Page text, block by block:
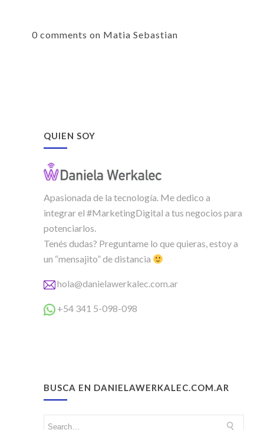
0 comments on Matia Sebastian
QUIEN SOY
Apasionada de la tecnología. Me dedico a
integrar el #MarketingDigital a tus negocios para
potenciarlos.
Tenés dudas? Preguntame lo que quieras, estoy a
un “mensajito” de distancia
hola@danielawerkalec.com.ar
+54 341 5-098-098
BUSCA EN DANIELAWERKALEC.COM.AR